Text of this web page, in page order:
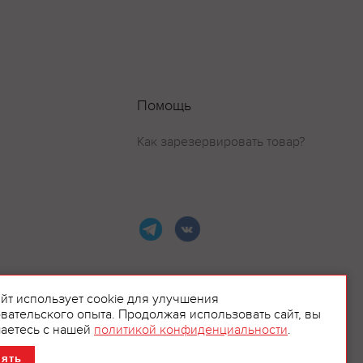
Помощь
Как зарезервировать товар?
использует cookie для улучшения
опыта. Продолжая использовать сайт, вы
с нашей политикой конфиденциальности.